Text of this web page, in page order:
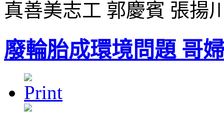
真善美志工 郭慶賓 張揚
廢輪胎成環境問題 哥